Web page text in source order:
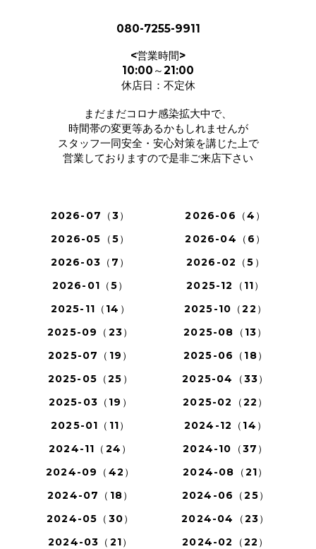
080-7255-9911
<営業時間>
10:00～21:00
休店日：不定休
まだまだコロナ感染拡大中で、
時間帯の変更等あるかもしれませんが
スタッフ一同安全・安心対策を講じた上で
営業しておりますので是非ご来店下さい
2026-07（3）
2026-06（4）
2026-05（5）
2026-04（6）
2026-03（7）
2026-02（5）
2026-01（5）
2025-12（11）
2025-11（14）
2025-10（22）
2025-09（23）
2025-08（13）
2025-07（19）
2025-06（18）
2025-05（25）
2025-04（33）
2025-03（19）
2025-02（22）
2025-01（11）
2024-12（14）
2024-11（24）
2024-10（37）
2024-09（42）
2024-08（21）
2024-07（18）
2024-06（25）
2024-05（30）
2024-04（23）
2024-03（21）
2024-02（22）